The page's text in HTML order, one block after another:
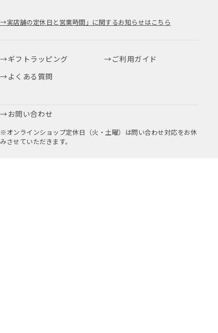
実店舗の定休日と営業時間」に関するお知らせはこちら
ギフトラッピング
ご利用ガイド
よくある質問
お問い合わせ
※オンラインショップ定休日（火・土曜）は問い合わせ対応をお休
みさせていただきます。